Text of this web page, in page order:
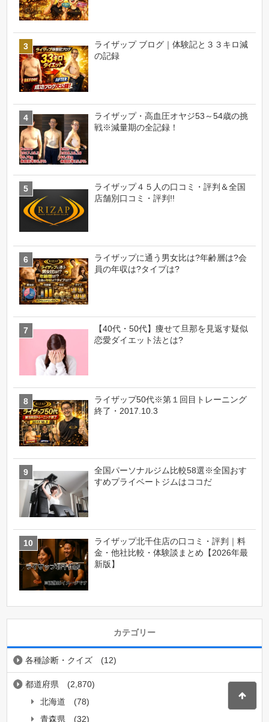
ライザップ ブログ｜体験記と３３キロ減
の記録
ライザップ・高血圧オヤジ53～54歳の挑
戦※減量期の全記録！
ライザップ４５人の口コミ・評判＆全国
店舗別口コミ・評判!!
ライザップに通う男女比は?年齢層は?会
員の年収は?タイプは?
【40代・50代】痩せて旦那を見返す疑似
恋愛ダイエット法とは?
ライザップ50代※第１回目トレーニング
終了・2017.10.3
全国パーソナルジム比較58選※全国おす
すめプライベートジムはココだ
ライザップ北千住店の口コミ・評判｜料
金・他社比較・体験談まとめ【2026年最
新版】
カテゴリー
各種診断・クイズ (12)
都道府県
(2,870)
北海道
(78)
青森県
(32)